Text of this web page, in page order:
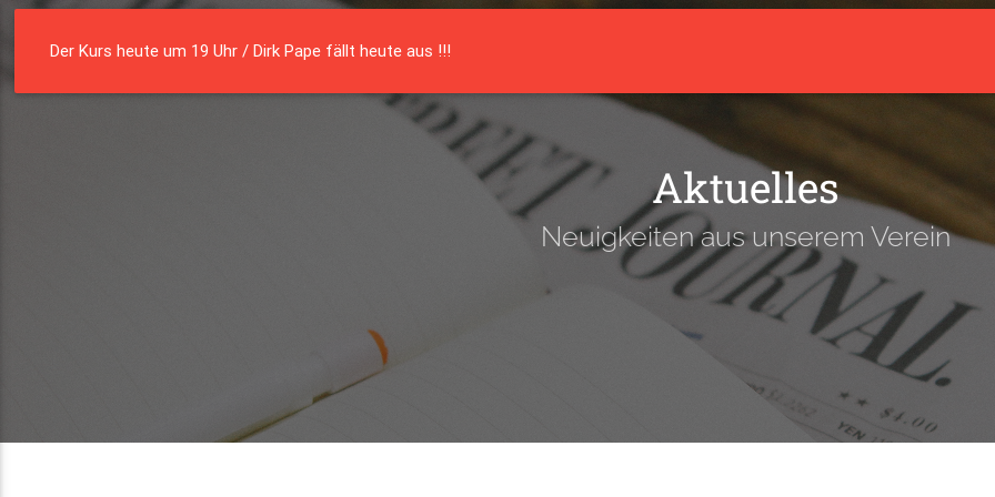
Der Kurs heute um 19 Uhr / Dirk Pape fällt heute aus !!!
Die Residenz Münster e. V.
Aktuelles
Neuigkeiten aus unserem Verein